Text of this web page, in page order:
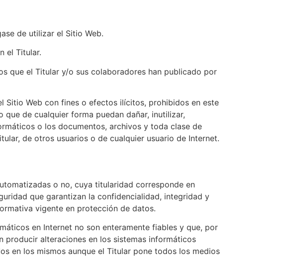
de utilizar el Sitio Web.
el Titular.
que el Titular y/o sus colaboradores han publicado por
Web con fines o efectos ilícitos, prohibidos en este
de cualquier forma puedan dañar, inutilizar,
o los documentos, archivos y toda clase de
de otros usuarios o de cualquier usuario de Internet.
o no, cuya titularidad corresponde en
que garantizan la confidencialidad, integridad y
vigente en protección de datos.
en Internet no son enteramente fiables y que, por
producir alteraciones en los sistemas informáticos
en los mismos aunque el Titular pone todos los medios